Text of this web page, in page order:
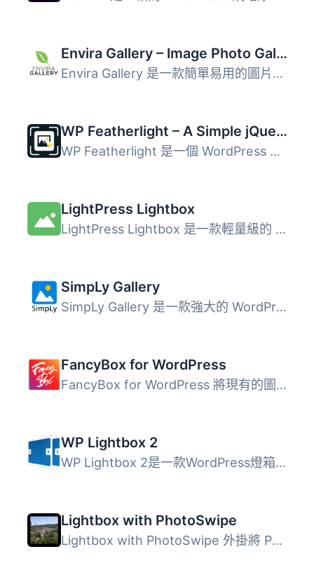
Envira Gallery – Image Photo Gallery, Albums, Video Gallery, Slideshows & More
Envira Gallery 是一款簡單易用的圖片相簿外掛，讓使用者能快...
WP Featherlight – A Simple jQuery Lightbox
WP Featherlight 是一個 WordPress 外掛，可為您的WordPress ...
LightPress Lightbox
LightPress Lightbox 是一款輕量級的 WordPress 外掛，能夠為...
SimpLy Gallery
SimpLy Gallery 是一款強大的 WordPress 外掛，專為建立響應...
FancyBox for WordPress
FancyBox for WordPress 將現有的圖片轉換為燈箱畫廊，讓每個...
WP Lightbox 2
WP Lightbox 2是一款WordPress燈箱工具，可為您的網站圖像添...
Lightbox with PhotoSwipe
Lightbox with PhotoSwipe 外掛將 PhotoSwipe 整合至 WordPre...